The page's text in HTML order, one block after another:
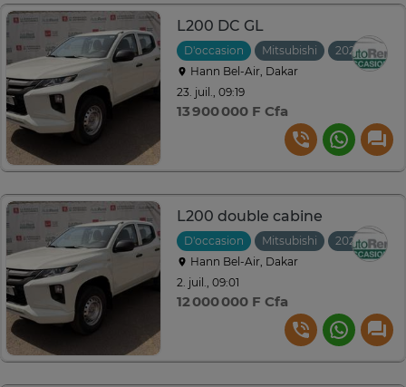
L200 DC GL
D'occasion Mitsubishi
2023
Hann Bel-Air, Dakar
23. juil., 09:19
13 900 000 F Cfa
L200 double cabine
D'occasion Mitsubishi
2023
Hann Bel-Air, Dakar
2. juil., 09:01
12 000 000 F Cfa